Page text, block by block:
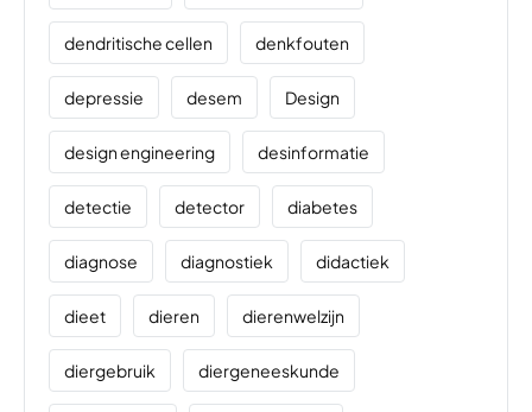
dendritische cellen denkfouten
depressie desem Design
design engineering desinformatie
detectie detector diabetes
diagnose diagnostiek didactiek
dieet dieren dierenwelzijn
diergebruik diergeneeskunde